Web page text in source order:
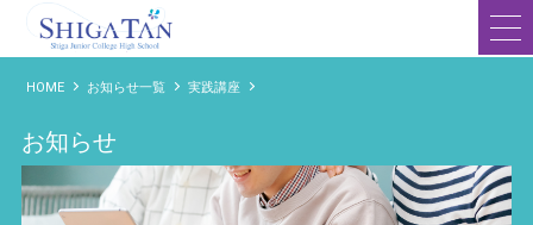
滋賀短期大学附属高等学校
HOME
お知らせ一覧 実践講座
お知らせ